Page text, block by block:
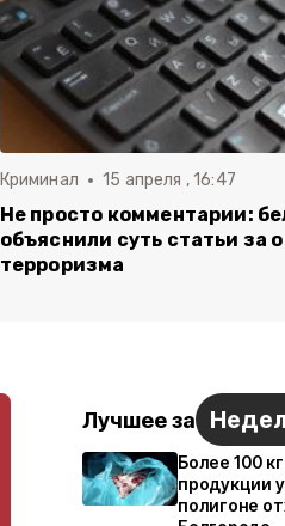
Криминал 15 апреля , 16:47
Не просто комментарии:
объяснили суть статьи за
терроризма
Лучшее за
Более 100
продукции
полигоне